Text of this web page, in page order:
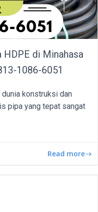
HDPE di Minahasa
1086-6051
konstruksi dan
pipa yang tepat sangat
Read more